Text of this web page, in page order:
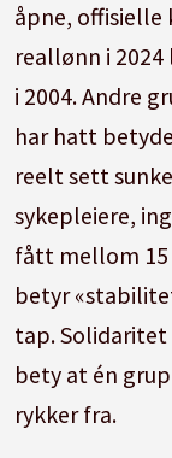
åpne, offisielle
reallønn i
i 2004. Andre
har hatt
reelt sett
sykepleiere,
fått mellom 15
betyr
tap.
bety at én
rykker fra.